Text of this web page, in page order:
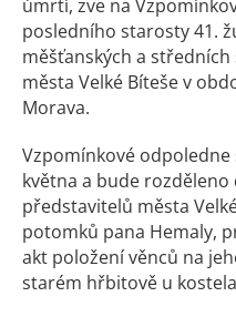
úmrtí, zve na
posledního starosty 41.
měšťanských a
města Velké Bíteše v
Morava.
Vzpomínkové
května a bude rozděleno
představitelů města
potomků pana Hemaly,
akt položení věnců na
starém hřbitově u